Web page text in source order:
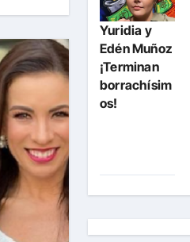
Yuridia y
Edén Muñoz
¡Terminan
borrachísim
os!